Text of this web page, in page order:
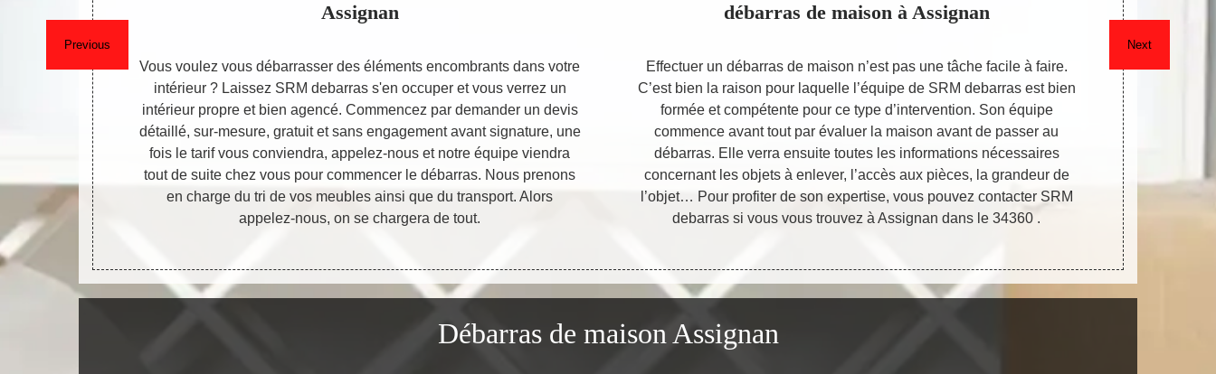
Previous
objets dans
Assignan
Vous voulez vous débarrasser des éléments encombrants dans votre
intérieur ? Laissez SRM debarras s'en occuper et vous verrez un
intérieur propre et bien agencé. Commencez par demander un devis
détaillé, sur-mesure, gratuit et sans engagement avant signature, une
fois le tarif vous conviendra, appelez-nous et notre équipe viendra
tout de suite chez vous pour commencer le débarras. Nous prenons
en charge du tri de vos meubles ainsi que du transport. Alors
appelez-nous, on se chargera de tout.
débarras de maison à Assignan
Effectuer un débarras de maison n’est pas une tâche facile à faire.
C’est bien la raison pour laquelle l’équipe de SRM debarras est bien
formée et compétente pour ce type d’intervention. Son équipe
commence avant tout par évaluer la maison avant de passer au
débarras. Elle verra ensuite toutes les informations nécessaires
concernant les objets à enlever, l’accès aux pièces, la grandeur de
l’objet… Pour profiter de son expertise, vous pouvez contacter SRM
debarras si vous vous trouvez à Assignan dans le 34360 .
Toutes
Next
Débarras de maison Assignan